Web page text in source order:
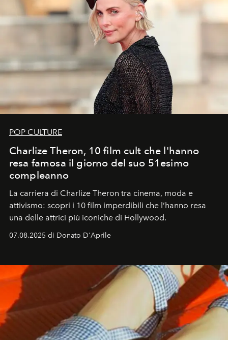
POP CULTURE
Charlize Theron, 10 film cult che l'hanno
resa famosa il giorno del suo 51esimo
compleanno
La carriera di Charlize Theron tra cinema, moda e
attivismo: scopri i 10 film imperdibili che l’hanno resa
una delle attrici più iconiche di Hollywood.
07.08.2025 di Donato D'Aprile